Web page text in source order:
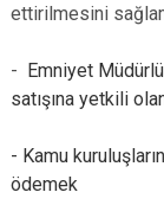
ettirilmesini
- Emniyet
satışına yetkili
- Kamu
ödemek